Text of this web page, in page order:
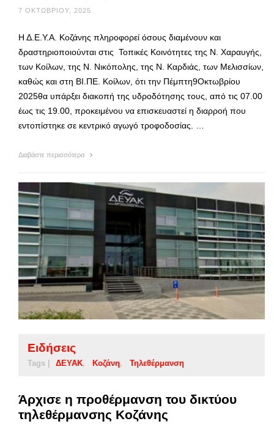
7 ΟΚΤΩΒΡΊΟΥ, 2025
Η Δ.Ε.Υ.Α. Κοζάνης πληροφορεί όσους διαμένουν και
δραστηριοποιούνται στις Τοπικές Κοινότητες της Ν. Χαραυγής,
των Κοίλων, της Ν. Νικόπολης, της Ν. Καρδιάς, των Μελισσίων,
καθώς και στη ΒΙ.ΠΕ. Κοίλων, ότι την Πέμπτη9Οκτωβρίου
2025θα υπάρξει διακοπή της υδροδότησης τους, από τις 07.00
έως τις 19.00, προκειμένου να επισκευαστεί η διαρροή που
εντοπίστηκε σε κεντρικό αγωγό τροφοδοσίας. …
Διαβάστε περισσότερα
Ειδήσεις
Tags | ΔΕΥΑΚ Κοζάνη Τηλεθέρμανση
Άρχισε η προθέρμανση του δικτύου
τηλεθέρμανσης Κοζάνης